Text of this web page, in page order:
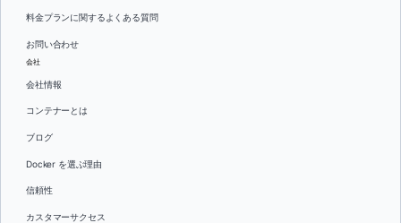
料金プランに関するよくある質問
お問い合わせ
会社
会社情報
コンテナーとは
ブログ
Docker を選ぶ理由
信頼性
カスタマーサクセス